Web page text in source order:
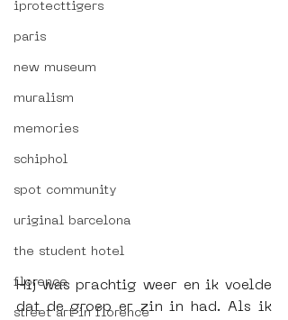
iprotecttigers
paris
new museum
muralism
memories
schiphol
spot community
uriginal barcelona
the student hotel
florence
street art in florence
Hij was prachtig weer en ik voelde
dat de groep er zin in had. Als ik